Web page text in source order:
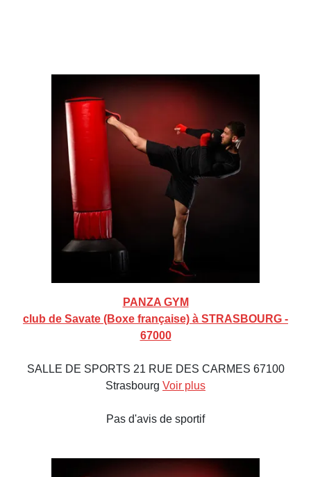
PANZA GYM
club de Savate (Boxe française) à STRASBOURG -
67000
SALLE DE SPORTS 21 RUE DES CARMES 67100
Strasbourg Voir plus
Pas d'avis de sportif